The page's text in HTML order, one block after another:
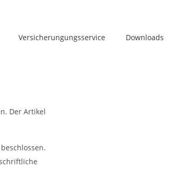
Versicherungungsservice Downloads
Der Artikel
beschlossen.